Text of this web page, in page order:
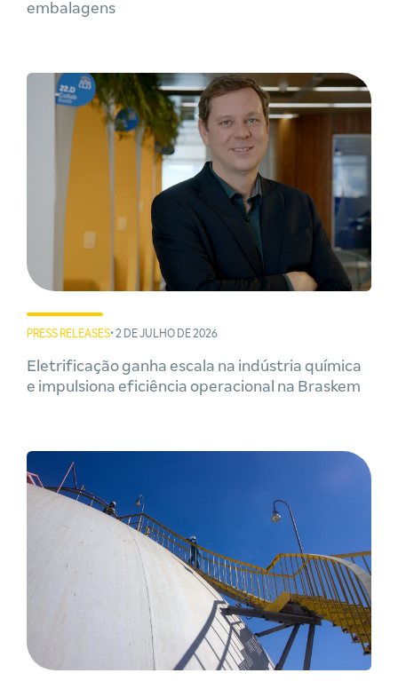
embalagens
PRESS RELEASES• 2 DE JULHO DE 2026
Eletrificação ganha escala na indústria química
e impulsiona eficiência operacional na Braskem